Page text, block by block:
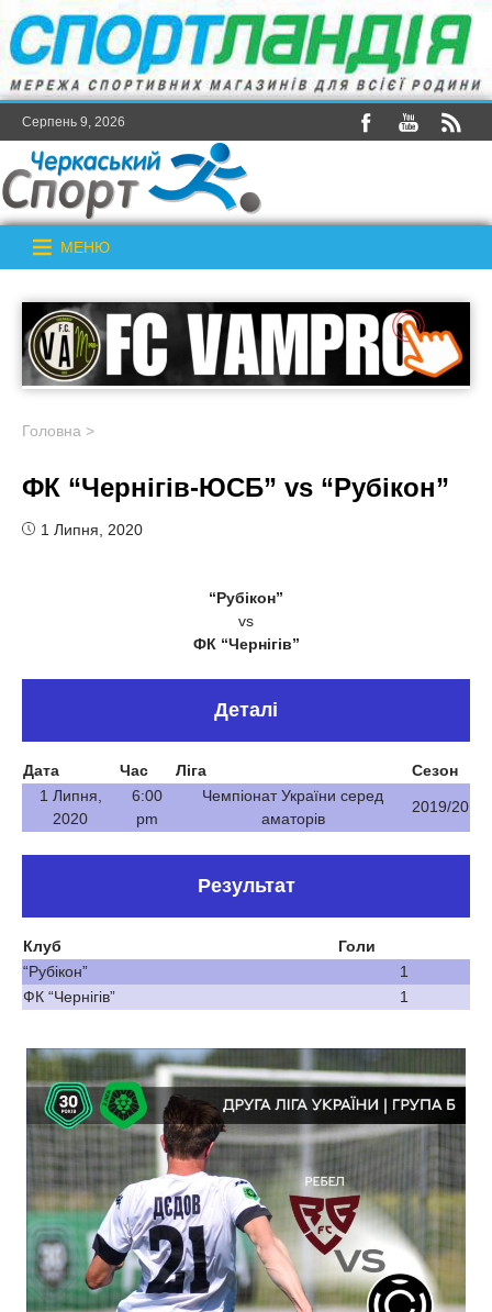
Серпень 9, 2026
МЕНЮ
Головна >
ФК “Чернігів-ЮСБ” vs “Рубікон”
1 Липня, 2020
“Рубікон”
vs
ФК “Чернігів”
Деталі
Дата Час Ліга
Сезон
1 Липня,
2020
6:00
pm
Чемпіонат України серед
аматорів
2019/20
Результат
Клуб
Голи
“Рубікон”
1
ФК “Чернігів”
1